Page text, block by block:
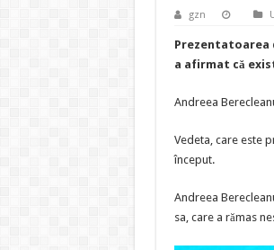
gzn
Prezentatoarea
a afirmat că
Andreea
Vedeta, care este
început.
Andreea
sa, care a rămas